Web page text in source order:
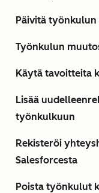
Päivitä
Työnkulun
Käytä tavoitteita
Lisää
työnkulkuun
Rekisteröi
Salesforcesta
Poista työnkulut